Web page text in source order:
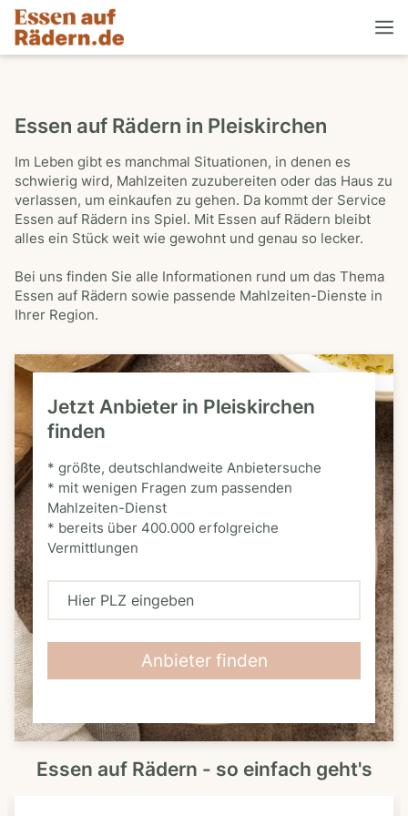
Essen auf Rädern in Pleiskirchen
Im Leben gibt es manchmal Situationen, in denen es
schwierig wird, Mahlzeiten zuzubereiten oder das Haus zu
verlassen, um einkaufen zu gehen. Da kommt der Service
Essen auf Rädern ins Spiel. Mit Essen auf Rädern bleibt
alles ein Stück weit wie gewohnt und genau so lecker.
Bei uns finden Sie alle Informationen rund um das Thema
Essen auf Rädern sowie passende Mahlzeiten-Dienste in
Ihrer Region.
Jetzt Anbieter in Pleiskirchen
finden
* größte, deutschlandweite Anbietersuche
* mit wenigen Fragen zum passenden
Mahlzeiten-Dienst
* bereits über 400.000 erfolgreiche
Vermittlungen
H
L
Z
Anbieter finden
Essen auf Rädern - so einfach geht's